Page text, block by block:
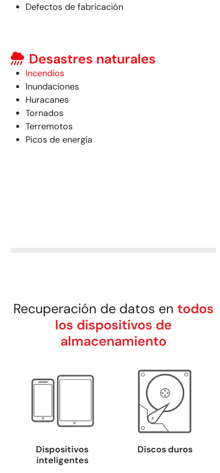
Defectos de fabricación
Desastres naturales
Incendios
Inundaciones
Huracanes
Tornados
Terremotos
Picos de energía
Recuperación de datos entodos
los dispositivos de
almacenamiento
Dispositivos
inteligentes
Discos duros